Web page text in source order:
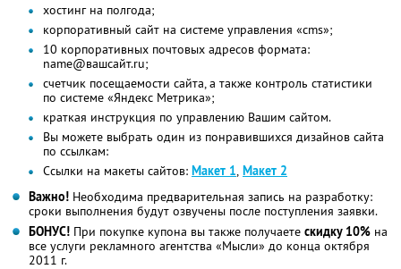
хостинг на полгода;
корпоративный сайт на системе управления «cms»;
10 корпоративных почтовых адресов формата:
name@вашсайт.ru;
счетчик посещаемости сайта, а также контроль статистики
по системе «Яндекс Метрика»;
краткая инструкция по управлению Вашим сайтом.
Вы можете выбрать один из понравившихся дизайнов сайта
по ссылкам:
Cсылки на макеты сайтов: Макет 1, Макет 2
Важно! Необходима предварительная запись на разработку:
сроки выполнения будут озвучены после поступления заявки.
БОНУС! При покупке купона вы также получаете скидку 10% на
все услуги рекламного агентства «Мысли» до конца октября
2011 г.